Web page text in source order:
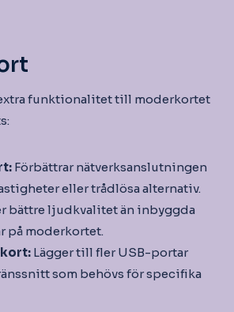
funktionalitet till moderkortet
Förbättrar nätverksanslutningen
eller trådlösa alternativ.
bättre ljudkvalitet än inbyggda
på moderkortet.
Lägger till fler USB-portar
som behövs för specifika